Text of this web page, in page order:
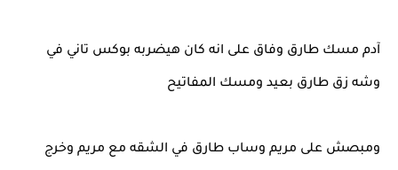
آدم مسك طارق وفاق على انه كان هيضربه بوكس تاني في
وشه زق طارق بعيد ومسك المفاتيح
ومبصش على مريم وساب طارق في الشقه مع مريم وخرج